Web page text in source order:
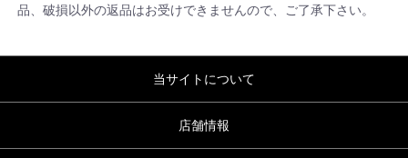
品、破損以外の返品はお受けできませんので、ご了承下さい。
当サイトについて
店舗情報